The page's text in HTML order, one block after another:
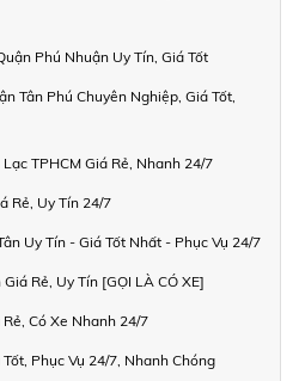
Phú Nhuận Uy Tín, Giá Tốt
Tân Phú Chuyên Nghiệp, Giá Tốt,
TPHCM Giá Rẻ, Nhanh 24/7
Rẻ, Uy Tín 24/7
Uy Tín - Giá Tốt Nhất - Phục Vụ 24/7
Rẻ, Uy Tín [GỌI LÀ CÓ XE]
Có Xe Nhanh 24/7
Phục Vụ 24/7, Nhanh Chóng